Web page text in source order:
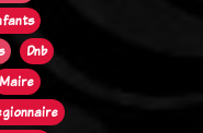
Dnb
Maire